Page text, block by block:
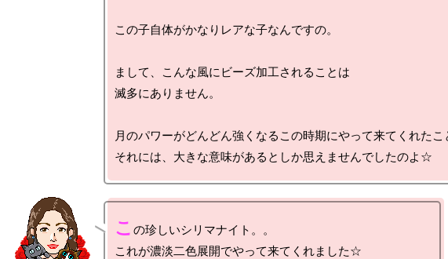
この子自体がかなりレアな子なんですの。
まして、こんな風にビーズ加工されることは
滅多にありません。
月のパワーがどんどん強くなるこの時期にやって来てくれたこ
こ の珍しいシリマナイト。。
これが濃淡二色展開でやって来てくれました☆